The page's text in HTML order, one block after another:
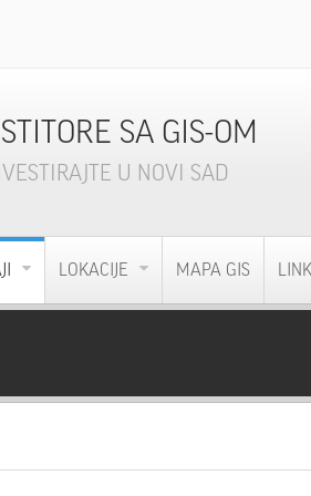
SA GIS-OM
U NOVI SAD
LOKACIJE MAPA GIS